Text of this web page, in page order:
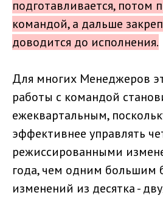
подготавливается, потом
командой, а дальше
доводится до исполнения.
Для многих Менеджеров
работы с командой
ежеквартальным,
эффективнее управлять
режиссированными
года, чем одним большим
изменений из десятка -